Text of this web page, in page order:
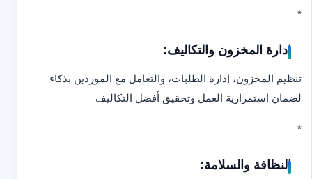
*
إدارة المخزون والتكاليف:
تنظيم المخزون، إدارة الطلبات، والتعامل مع الموردين بذكاء
لضمان استمرارية العمل وتحقيق أفضل التكاليف
*
النظافة والسلامة: